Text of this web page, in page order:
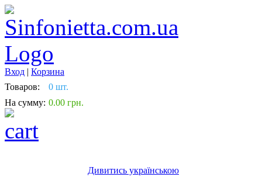
Вход | Корзина
Товаров:
0 шт.
На сумму: 0.00 грн.
Дивитись українською